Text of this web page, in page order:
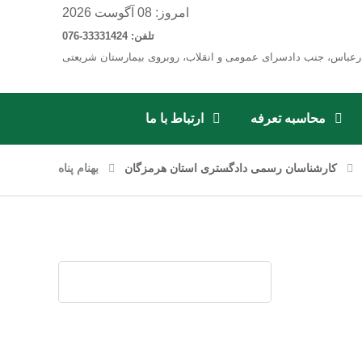
امروز: 08 آگوست 2026
تلفن: 33331424-076
جنب دادسرای عمومی و انقلاب، روبروی بیمارستان شریعتی
محاسبه تعرفه ارتباط با ما
کارشناسان رسمی دادگستری استان هرمزگان بهنام پناه